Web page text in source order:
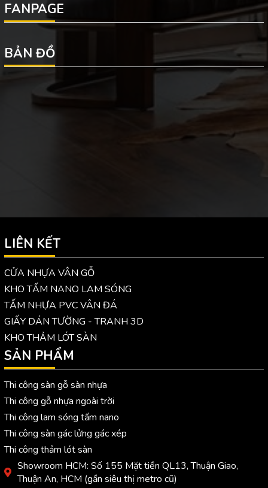
FANPAGE
BẢN ĐỒ
LIÊN KẾT
CỬA NHỰA VÂN GỖ
KHO TẤM NANO LAM SÓNG
TẤM NHỰA PVC VÂN ĐÁ
GIẤY DÁN TƯỜNG - TRANH 3D
KHO THẢM LÓT SÀN
SẢN PHẨM
Thi công sàn gỗ sàn nhựa
Thi công gỗ nhựa ngoài trời
Thi công lam sóng tấm nano
Thi công sàn gác lửng gác xép
Thi công thảm lót sàn
Showroom HCM: Số 155 Mặt tiền QL13, Thuận Giao,
Thuận An, HCM (gần siêu thị metro cũ)